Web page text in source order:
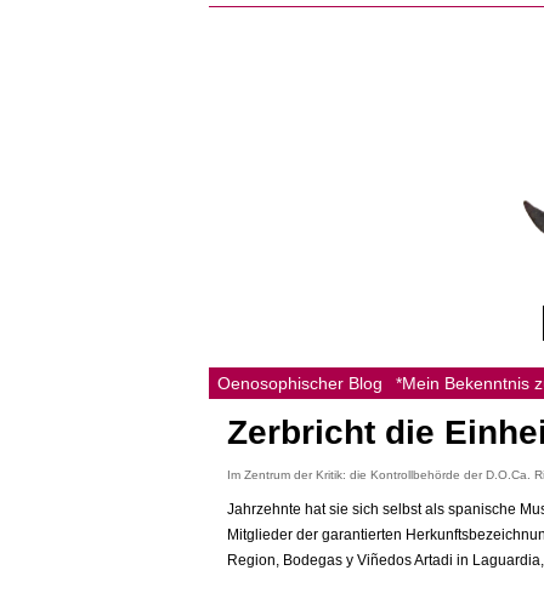
Oenosophischer Blog *Mein Bekenntnis
Zerbricht die
Im Zentrum der Kritik: die Kontrollbehörde der D.O.Ca.
Jahrzehnte hat sie sich selbst als spanische
Mitglieder der garantierten
Region, Bodegas y Viñedos Artadi in